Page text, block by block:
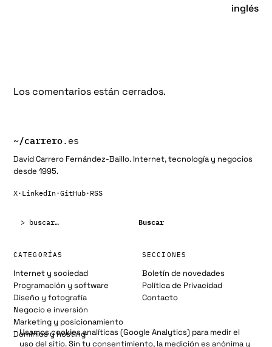
inglés
Los comentarios están cerrados.
~/carrero.es
David Carrero Fernández-Baillo. Internet, tecnología y negocios
desde 1995.
X· LinkedIn·GitHub· RSS
Buscar
CATEGORÍAS
Internet y sociedad
Programación y software
Diseño y fotografía
Negocio e inversión
Marketing y posicionamiento
Dominios y hosting
SECCIONES
Boletín de novedades
Política de Privacidad
Contacto
Usamos cookies analíticas (Google Analytics) para medir el
uso del sitio. Sin tu consentimiento, la medición es anónima y